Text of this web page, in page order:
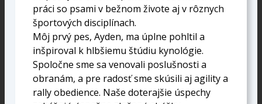
práci so psami v bežnom živote aj v rôznych
športových disciplínach.
Môj prvý pes, Ayden, ma úplne pohltil a
inšpiroval k hlbšiemu štúdiu kynológie.
Spoločne sme sa venovali poslušnosti a
obranám, a pre radosť sme skúsili aj agility a
rally obedience. Naše doterajšie úspechy